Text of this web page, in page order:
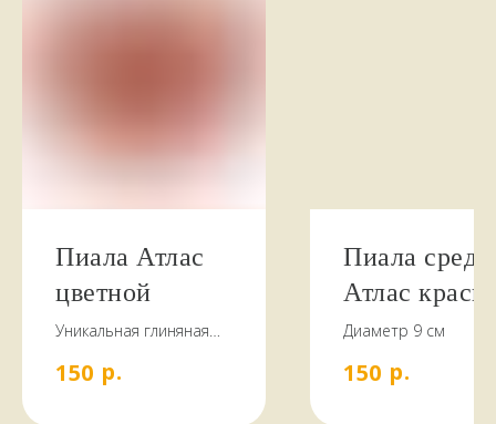
Пиала Атлас
цветной
Уникальная глиняная
глазурью и
150 р.
Пиала
Атлас
Диаметр 9 см
150 р.